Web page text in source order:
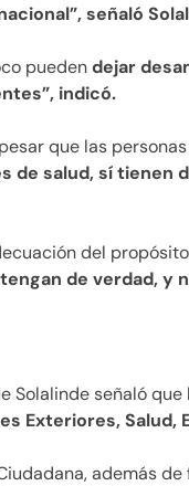
señaló
puedendejar
indicó.
que las
salud, sí tienen
del
de verdad, y
Solalinde señaló
Exteriores, Salud,
además de